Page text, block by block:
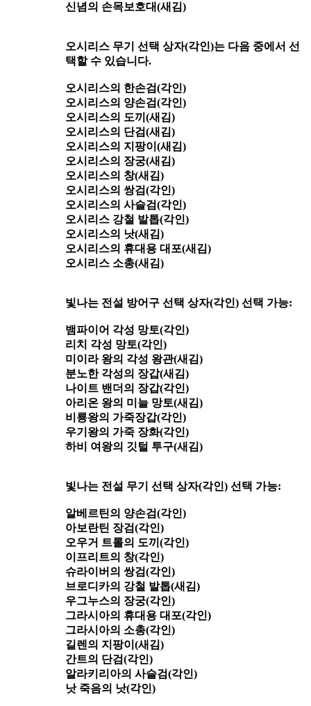
신념의 손목보호대(새김)
오시리스 무기 선택 상자(각인)는 다음 중에서 선
택할 수 있습니다.
오시리스의 한손검(각인)
오시리스의 양손검(각인)
오시리스의 도끼(새김)
오시리스의 단검(새김)
오시리스의 지팡이(새김)
오시리스의 장궁(새김)
오시리스의 창(새김)
오시리스의 쌍검(각인)
오시리스의 사슬검(각인)
오시리스 강철 발톱(각인)
오시리스의 낫(새김)
오시리스의 휴대용 대포(새김)
오시리스 소총(새김)
빛나는 전설 방어구 선택 상자(각인) 선택 가능:
뱀파이어 각성 망토(각인)
리치 각성 망토(각인)
미이라 왕의 각성 왕관(새김)
분노한 각성의 장갑(새김)
나이트 밴더의 장갑(각인)
아리온 왕의 미늘 망토(새김)
비룡왕의 가죽장갑(각인)
우기왕의 가죽 장화(각인)
하비 여왕의 깃털 투구(새김)
빛나는 전설 무기 선택 상자(각인) 선택 가능:
알베르틴의 양손검(각인)
아보란틴 장검(각인)
오우거 트롤의 도끼(각인)
이프리트의 창(각인)
슈라이버의 쌍검(각인)
브로디카의 강철 발톱(새김)
우그누스의 장궁(각인)
그라시아의 휴대용 대포(각인)
그라시아의 소총(각인)
길렌의 지팡이(새김)
간트의 단검(각인)
알라키리아의 사슬검(각인)
낫 죽음의 낫(각인)